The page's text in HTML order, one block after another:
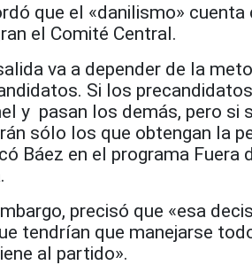
que el «danilismo» cuenta
el Comité Central.
va a depender de la
Si los
y pasan los demás, pero si
sólo los que obtengan la
Báez en el programa Fuera
precisó que «esa
tendrían que manejarse
al partido».